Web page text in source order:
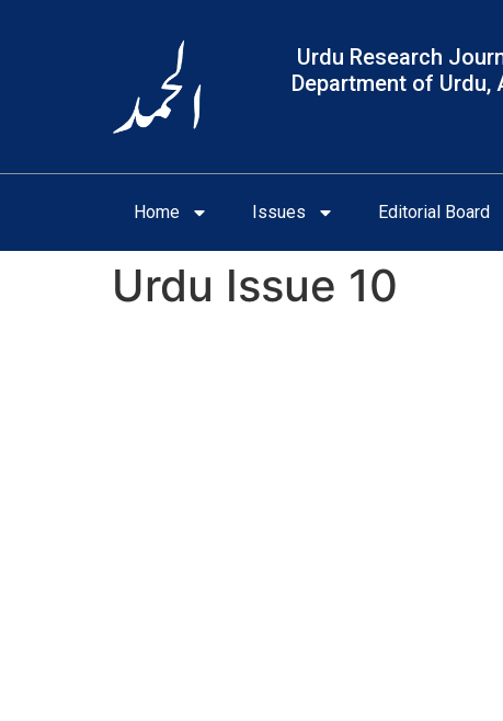
Urdu Research
Department of Urdu,
Home Issues Editorial Board
Urdu Issue 10